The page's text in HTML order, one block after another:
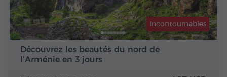
Découvrez les beautés du nord de
l'Arménie en 3 jours
Incontournables